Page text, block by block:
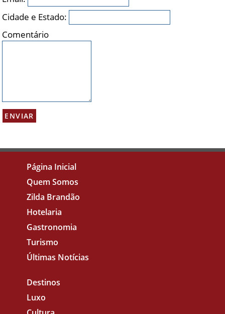
Cidade e Estado:
Comentário
Página Inicial
Quem Somos
Zilda Brandão
Hotelaria
Gastronomia
Turismo
Últimas Notícias
Destinos
Luxo